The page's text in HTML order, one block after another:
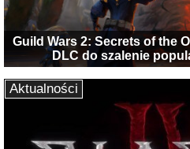
Guild Wars 2: Secrets of the
DLC do szalenie
Aktualności